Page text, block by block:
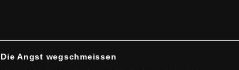
Die Angst wegschmeissen